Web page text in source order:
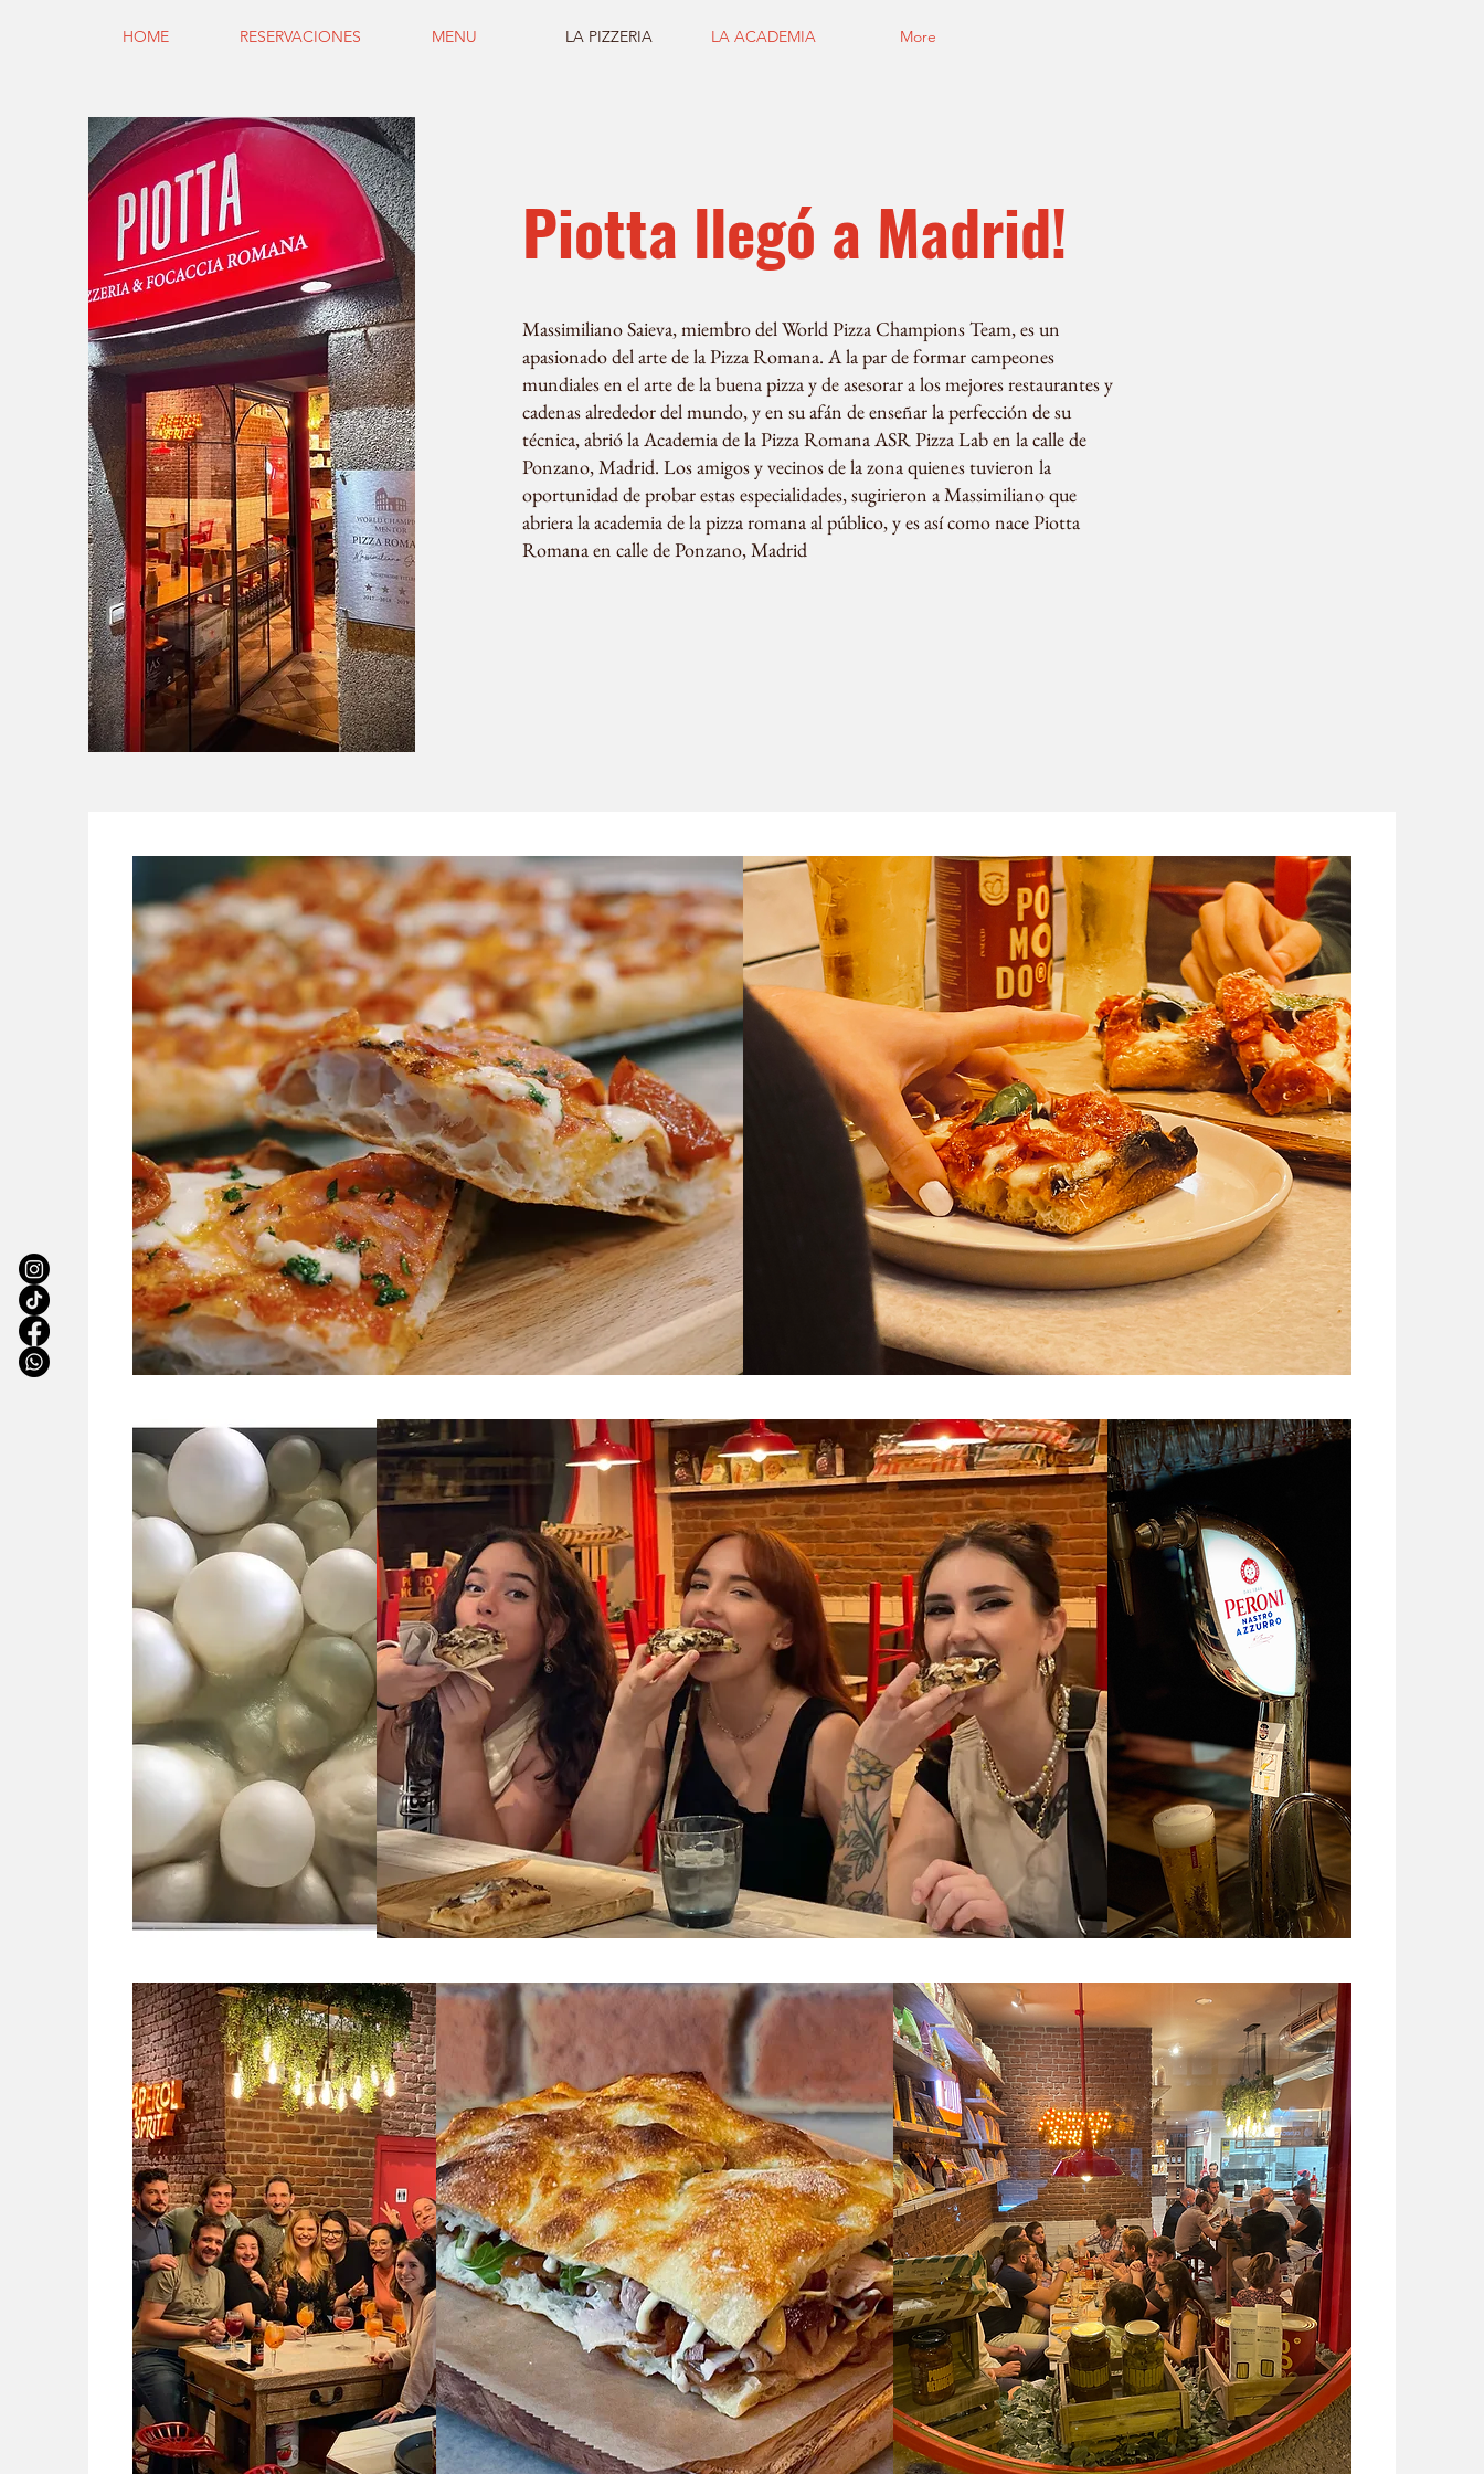
HOME RESERVACIONES MENU LA PIZZERIA LA ACADEMIA More
Piotta llegó a Madrid!
Massimiliano Saieva, miembro del World Pizza Champions Team, es un
apasionado del arte de la Pizza Romana. A la par de formar campeones
mundiales en el arte de la buena pizza y de asesorar a los mejores restaurantes y
cadenas alrededor del mundo, y en su afán de enseñar la perfección de su
técnica, abrió la Academia de la Pizza Romana ASR Pizza Lab en la calle de
Ponzano, Madrid. Los amigos y vecinos de la zona quienes tuvieron la
oportunidad de probar estas especialidades, sugirieron a Massimiliano que
abriera la academia de la pizza romana al público, y es así como nace Piotta
Romana en calle de Ponzano, Madrid